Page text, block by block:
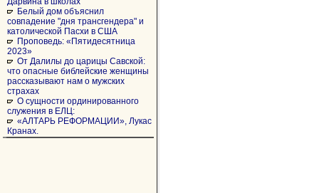
Белый дом объяснил
совпадение "дня трансгендера" и
католической Пасхи в США
Проповедь: «Пятидесятница
2023»
От Далилы до царицы Савской:
что опасные библейские женщины
рассказывают нам о мужских
страхах
О сущности ординированного
служения в ЕЛЦ:
«АЛТАРЬ РЕФОРМАЦИИ», Лукас
Кранах.